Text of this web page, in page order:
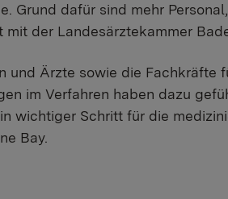
Grund dafür sind mehr
mit der Landesärztekammer
und Ärzte sowie die Fachkräfte
im Verfahren haben dazu
wichtiger Schritt für die
Bay.